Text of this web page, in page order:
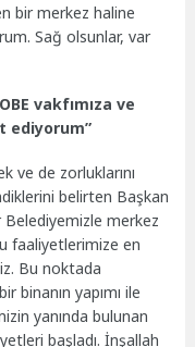
bir merkez haline
Sağ olsunlar, var
vakfımıza ve
ediyorum”
ve de zorluklarını
belirten Başkan
Belediyemizle merkez
faaliyetlerimize en
Bu noktada
binanın yapımı ile
yanında bulunan
başladı. İnşallah